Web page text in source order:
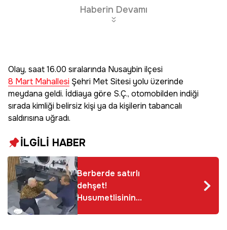
Haberin Devamı
Olay, saat 16.00 sıralarında Nusaybin ilçesi
8 Mart Mahallesi Şehri Met Sitesi yolu üzerinde
meydana geldi. İddiaya göre S.Ç., otomobilden indiği
sırada kimliği belirsiz kişi ya da kişilerin tabancalı
saldırısına uğradı.
İLGİLİ HABER
Berberde satırlı
dehşet!
Husumetlisinin
saldırısına uğradı: 2